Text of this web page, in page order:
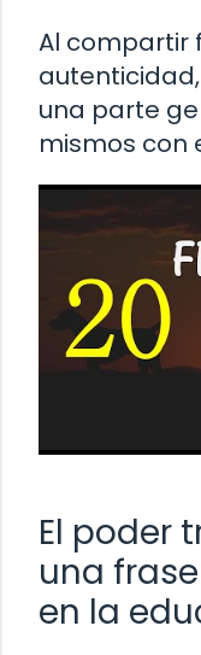
Al compartir
una parte
mismos con
El poder
una
en la